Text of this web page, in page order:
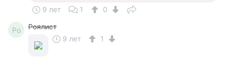
9 лет 1 0
Ро
Роялист
9 лет
1